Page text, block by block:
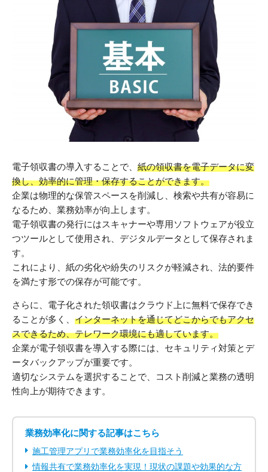
電子領収書の導入することで、 紙の領収書を電子データに変
換し、効率的に管理・保存することができます。
企業は物理的な保管スペースを削減し、検索や共有が容易に
なるため、業務効率が向上します。
電子領収書の発行にはスキャナーや専用ソフトウェアが役立
つツールとして使用され、デジタルデータとして保存されま
す。
これにより、紙の劣化や紛失のリスクが軽減され、法的要件
を満たす形での保存が可能です。
さらに、電子化された領収書はクラウド上に無料で保存でき
ることが多く、 インターネットを通じてどこからでもアクセ
スできるため、テレワーク環境にも適しています。
企業が電子領収書を導入する際には、セキュリティ対策とデ
ータバックアップが重要です。
適切なシステムを選択することで、コスト削減と業務の透明
性向上が期待できます。
業務効率化に関する記事はこちら
施工管理アプリで業務効率化を目指そう
情報共有で業務効率化を実現！現状の課題や効果的な方